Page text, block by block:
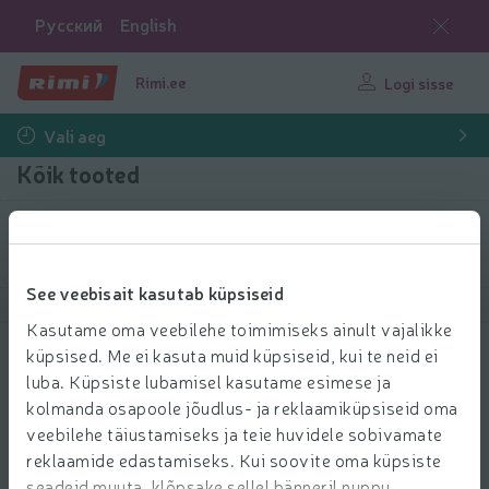
See veebisait kasutab küpsiseid
Kasutame oma veebilehe toimimiseks ainult vajalikke
küpsised. Me ei kasuta muid küpsiseid, kui te neid ei
luba. Küpsiste lubamisel kasutame esimese ja
kolmanda osapoole jõudlus- ja reklaamiküpsiseid oma
veebilehe täiustamiseks ja teie huvidele sobivamate
reklaamide edastamiseks. Kui soovite oma küpsiste
Русский English
Rimi.ee Logi sisse
Vali aeg
Kõik tooted
Filtreeri tooteid
Näita tooteid
Riidepuhastusrull Cozy Home 5m
1.25 € per tk
1 25
€/tk Hind ühiku kohta: 1,25 €/tk
1,25 €/tk
Lisa ostukorvi